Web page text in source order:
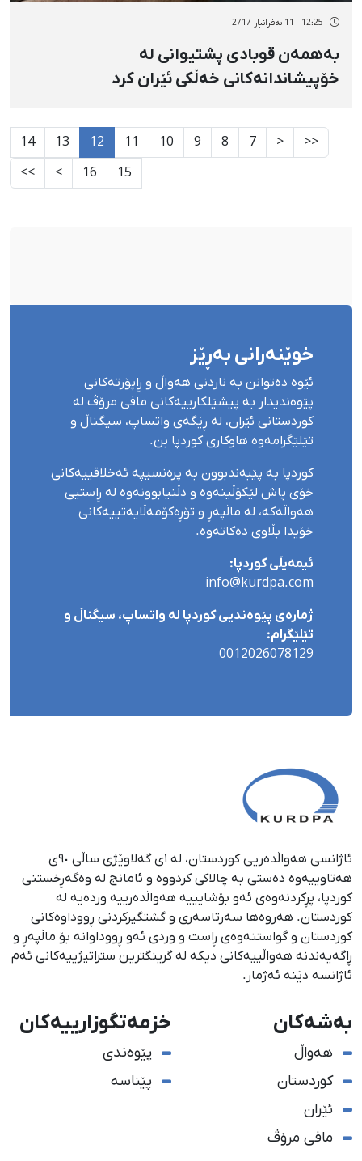
12:25 - 11 بەفرانبار 2717
بەهمەن قوبادی پشتیوانی لە
خۆپیشاندانەکانی خەڵکی ئێران کرد
<<
<
7
8
9
10
11
12
13
14
15
16
>
>>
خوێنەرانی بەڕێز
ئێوە دەتوانن بە ناردنی هەواڵ و ڕاپۆرتەکانی
پێوەندیدار بە پیشێلکارییەکانی مافی مرۆڤ لە
کوردستانی ئێران، لە ڕێگەی واتساپ، سیگناڵ و
تێلێگرامەوە هاوکاری کوردپا بن.
کوردپا بە پێبەندبوون بە پرەنسیپە ئەخلاقییەکانی
خۆی پاش لێکۆڵینەوە و دڵنیابوونەوە لە ڕاستیی
هەواڵەکە، لە ماڵپەڕ و تۆڕەکۆمەڵایەتییەکانی
خۆیدا بڵاوی دەکاتەوە.
ئیمەیڵی کوردپا:
info@kurdpa.com
ژمارەی پێوەندیی کوردپا لە واتساپ، سیگناڵ و
تێلێگرام:
0012026078129
ئاژانسی هەواڵدەریی کوردستان، لە ١ی گەلاوێژی ساڵی ٩٠ی
هەتاوییەوە دەستی بە چالاکی کردووە و ئامانج لە وەگەڕخستنی
كوردپا، پڕكردنەوەی ئەو بۆشایییە هەواڵدەرییە وردەیە لە
كوردستان. هەروەها سەرتاسەری و گشتگیركردنی ڕووداوەكانی
كوردستان و گواستنەوەی ڕاست و وردی ئەو ڕووداوانە بۆ ماڵپەڕ و
ڕاگەیەندنە هەواڵییەكانی دیكە لە گرینگترین ستراتیژییەكانی ئەم
ئاژانسە دێنە ئەژمار.
بەشەکان
هەواڵ
کوردستان
ئێران
مافی مرۆڤ
خزمەتگوزارییەکان
پێوەندی
پێناسە